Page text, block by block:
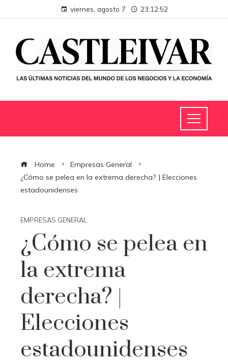
viernes, agosto 7 23:12:53
Home
Empresas General
¿Cómo se pelea en la extrema derecha? | Elecciones
estadounidenses
EMPRESAS GENERAL
¿Cómo se pelea en
la extrema
derecha? |
Elecciones
estadounidenses